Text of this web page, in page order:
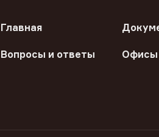
Главная
Вопросы и ответы Офисы